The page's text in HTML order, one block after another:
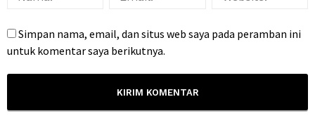
Simpan nama, email, dan situs web saya pada peramban ini
untuk komentar saya berikutnya.